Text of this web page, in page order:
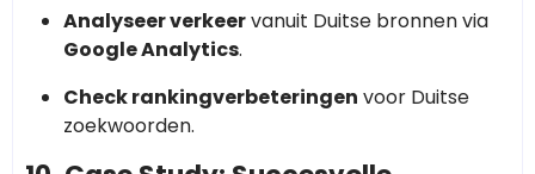
Analyseer verkeervanuit Duitse bronnen via
Google Analytics.
Check rankingverbeteringen voor Duitse
zoekwoorden.